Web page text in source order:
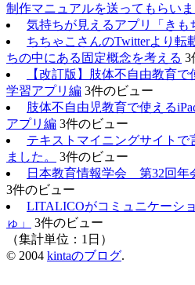
制作マニュアルを送ってもらい
気持ちが見えるアプリ「きも
ちちゃこさんのTwitterより転
ちの中にある固定概念を考える 3
【改訂版】肢体不自由教育
学習アプリ編 3件のビュー
肢体不自由児教育で使える
アプリ編 3件のビュー
テキストマイニングサイト
ました。
3件のビュー
日本教育情報学会 第32回年
3件のビュー
LITALICOがコミュニケーシ
ゅ」
3件のビュー
（集計単位：1日）
© 2004 kintaのブログ.